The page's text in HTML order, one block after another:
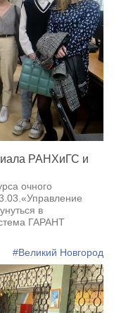
РАНХиГС и
очного
в
ГАРАНТ
#Великий Новгород